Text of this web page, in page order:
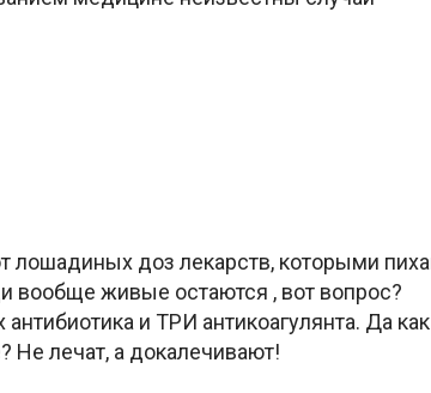
лошадиных доз лекарств, которыми
вообще живые остаются , вот вопрос?
и ТРИ антикоагулянта. Да
Не лечат, а докалечивают!